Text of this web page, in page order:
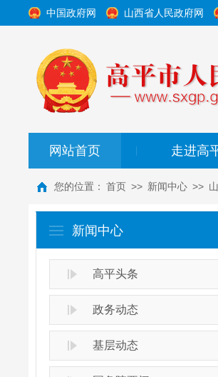
中国政府网 山西省人民政府网
网站首页 走进高
您的位置： 首页 >> 新闻中心 >>
新闻中心
高平头条
政务动态
基层动态